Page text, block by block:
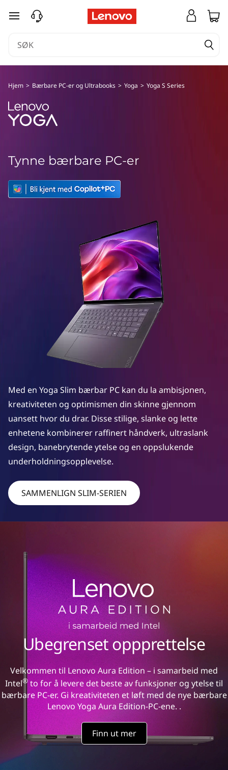
v
o
o
g
o
p
gå til hovedinnhold
Hjem > Bærbare PC-er og Ultrabooks > Yoga > Yoga S Series
Tynne bærbare PC-er
Med en Yoga Slim bærbar PC kan du la ambisjonen,
kreativiteten og optimismen din skinne gjennom
uansett hvor du drar. Disse stilige, slanke og lette
enhetene kombinerer raffinert håndverk, ultraslank
design, banebrytende ytelse og en oppslukende
underholdningsopplevelse.
SAMMENLIGN SLIM-SERIEN
Ubegrenset oppprettelse
Velkommen til Lenovo Aura Edition – i samarbeid med
Intel® to for å levere det beste av funksjoner og ytelse til
bærbare PC-er. Gi kreativiteten et løft med de nye bærbare
Lenovo Yoga Aura Edition-PC-ene. .
Finn ut mer